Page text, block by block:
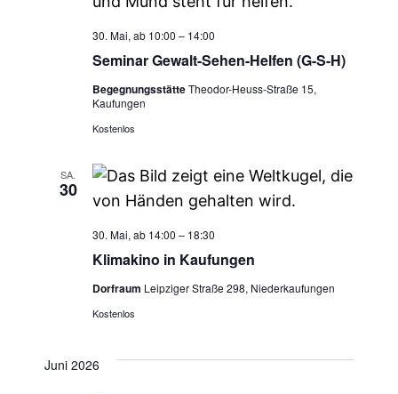
Seminar Gewalt-Sehen-Helfen (G-S-H)
30. Mai, ab 10:00 – 14:00
BegegnungsstätteTheodor-Heuss-Straße 15,
Kaufungen
Kostenlos
SA.
30
Klimakino in Kaufungen
30. Mai, ab 14:00 – 18:30
Dorfraum Leipziger Straße 298, Niederkaufungen
Kostenlos
Juni 2026